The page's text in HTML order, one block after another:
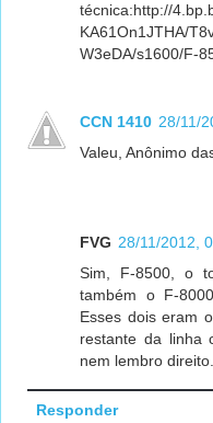
técnica:http://
KA61On1JTHA/
W3eDA/s1600/F-
CCN 1410 28/11/
Valeu, Anônimo
FVG 28/11/2012,
Sim, F-8500, o
também o F-
Esses dois eram
restante da linha
nem lembro direito.
Responder